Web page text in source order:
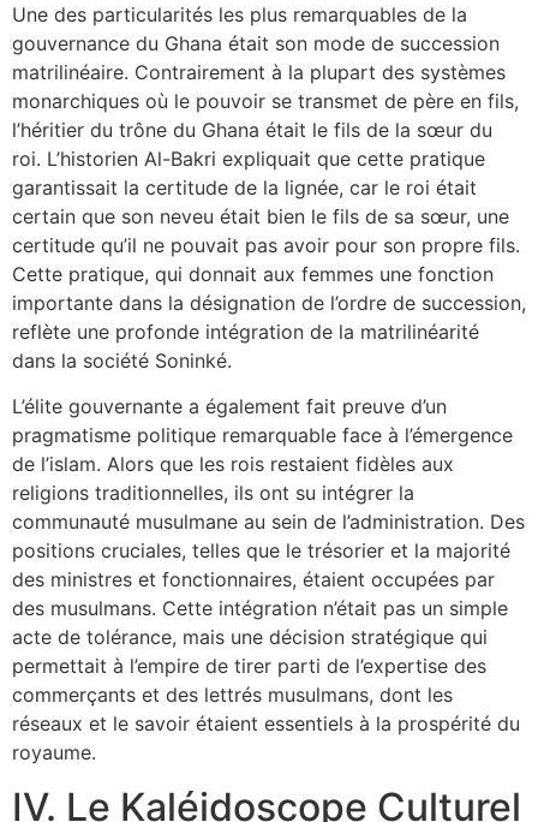
Une des particularités les plus remarquables de la
gouvernance du Ghana était son mode de succession
matrilinéaire. Contrairement à la plupart des systèmes
monarchiques où le pouvoir se transmet de père en fils,
l’héritier du trône du Ghana était le fils de la sœur du
roi. L’historien Al-Bakri expliquait que cette pratique
garantissait la certitude de la lignée, car le roi était
certain que son neveu était bien le fils de sa sœur, une
certitude qu’il ne pouvait pas avoir pour son propre fils.
Cette pratique, qui donnait aux femmes une fonction
importante dans la désignation de l’ordre de succession,
reflète une profonde intégration de la matrilinéarité
dans la société Soninké.
L’élite gouvernante a également fait preuve d’un
pragmatisme politique remarquable face à l’émergence
de l’islam. Alors que les rois restaient fidèles aux
religions traditionnelles, ils ont su intégrer la
communauté musulmane au sein de l’administration. Des
positions cruciales, telles que le trésorier et la majorité
des ministres et fonctionnaires, étaient occupées par
des musulmans. Cette intégration n’était pas un simple
acte de tolérance, mais une décision stratégique qui
permettait à l’empire de tirer parti de l’expertise des
commerçants et des lettrés musulmans, dont les
réseaux et le savoir étaient essentiels à la prospérité du
royaume.
IV. Le Kaléidoscope Culturel